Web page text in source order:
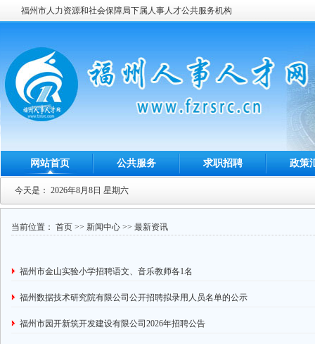
福州市人力资源和社会保障局下属人事人才公共服务机构
网站首页 公共服务 求职招聘 政策
今天是： 2026年8月8日 星期六
当前位置： 首页 >> 新闻中心 >> 最新资讯
福州市金山实验小学招聘语文、音乐教师各1名
福州数据技术研究院有限公司公开招聘拟录用人员名单的公示
福州市园开新筑开发建设有限公司2026年招聘公告